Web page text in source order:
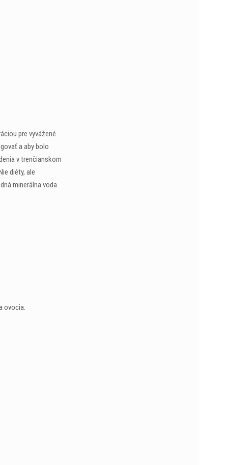
pre vyvážené
a aby bolo
v trenčianskom
diéty, ale
minerálna voda
ovocia.